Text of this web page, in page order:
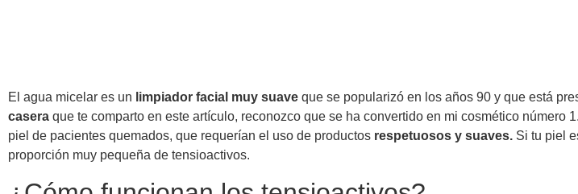
El agua micelar es un limpiador facial muy suave que se popularizó en los años 90 y que está
casera que te comparto en este artículo, reconozco que se ha convertido en mi cosmético
piel de pacientes quemados, que requerían el uso de productos respetuosos y suaves. Si tu piel
proporción muy pequeña de tensioactivos.